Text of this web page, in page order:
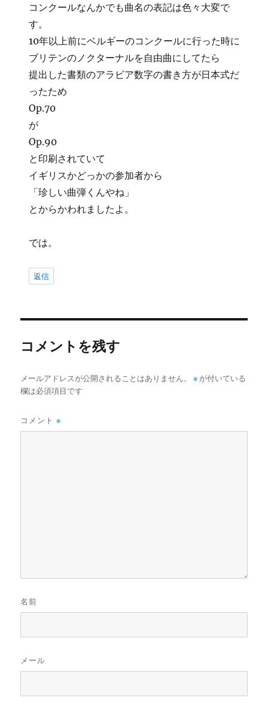
コンクールなんかでも曲名の表記は色々大変で
す。
10年以上前にベルギーのコンクールに行った時に
ブリテンのノクターナルを自由曲にしてたら
提出した書類のアラビア数字の書き方が日本式だ
ったため
Op.70
が
Op.90
と印刷されていて
イギリスかどっかの参加者から
「珍しい曲弾くんやね」
とからかわれましたよ。
では。
返信
コメントを残す
メールアドレスが公開されることはありません。 ※ が付いている
欄は必須項目です
コメント※
名前
メール